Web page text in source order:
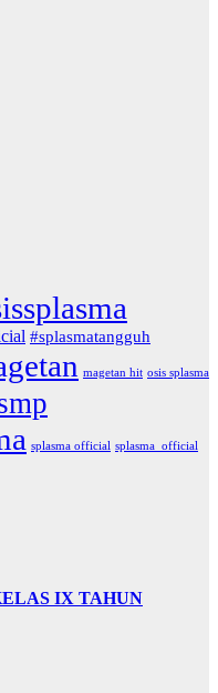
#splasmatangguh
magetan hit osis splasma
splasma official splasma_official
IX TAHUN